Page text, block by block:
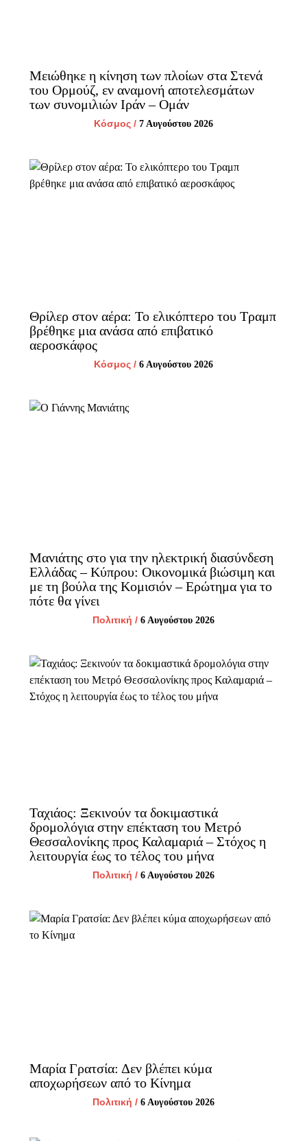
Μειώθηκε η κίνηση των πλοίων στα Στενά
του Ορμούζ, εν αναμονή αποτελεσμάτων
των συνομιλιών Ιράν – Ομάν
Κόσμος / 7 Αυγούστου 2026
Θρίλερ στον αέρα: Το ελικόπτερο του Τραμπ
βρέθηκε μια ανάσα από επιβατικό
αεροσκάφος
Κόσμος / 6 Αυγούστου 2026
Μανιάτης στο για την ηλεκτρική διασύνδεση
Ελλάδας – Κύπρου: Οικονομικά βιώσιμη και
με τη βούλα της Κομισιόν – Ερώτημα για το
πότε θα γίνει
Πολιτική / 6 Αυγούστου 2026
Ταχιάος: Ξεκινούν τα δοκιμαστικά
δρομολόγια στην επέκταση του Μετρό
Θεσσαλονίκης προς Καλαμαριά – Στόχος η
λειτουργία έως το τέλος του μήνα
Πολιτική / 6 Αυγούστου 2026
Μαρία Γρατσία: Δεν βλέπει κύμα
αποχωρήσεων από το Κίνημα
Πολιτική / 6 Αυγούστου 2026